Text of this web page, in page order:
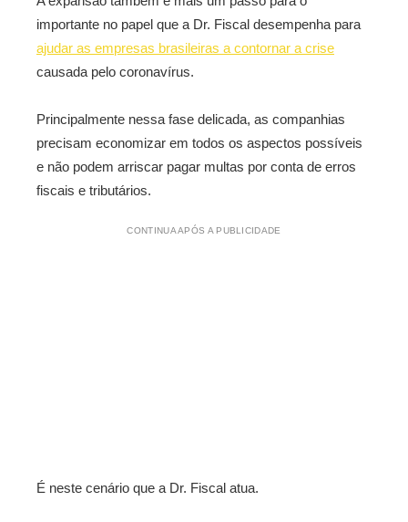
importante no papel que a Dr. Fiscal desempenha para
ajudar as empresas brasileiras a contornar a crise
causada pelo coronavírus.
Principalmente nessa fase delicada, as companhias
precisam economizar em todos os aspectos possíveis
e não podem arriscar pagar multas por conta de erros
fiscais e tributários.
CONTINUA APÓS A PUBLICIDADE
É neste cenário que a Dr. Fiscal atua.